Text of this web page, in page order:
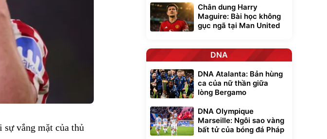
sự vắng mặt của thủ
Chân dung Harry
Maguire: Bài học không
gục ngã tại Man United
DNA
DNA Atalanta: Bản hùng
ca của nữ thần giữa
lòng Bergamo
DNA Olympique
Marseille: Ngôi sao vàng
bất tử của bóng đá Pháp